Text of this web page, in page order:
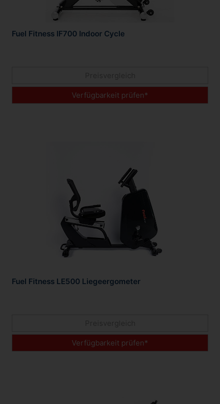
Fuel Fitness IF700 Indoor Cycle
Verfügbarkeit prüfen*
Fuel Fitness LE500 Liegeergometer
Verfügbarkeit prüfen*